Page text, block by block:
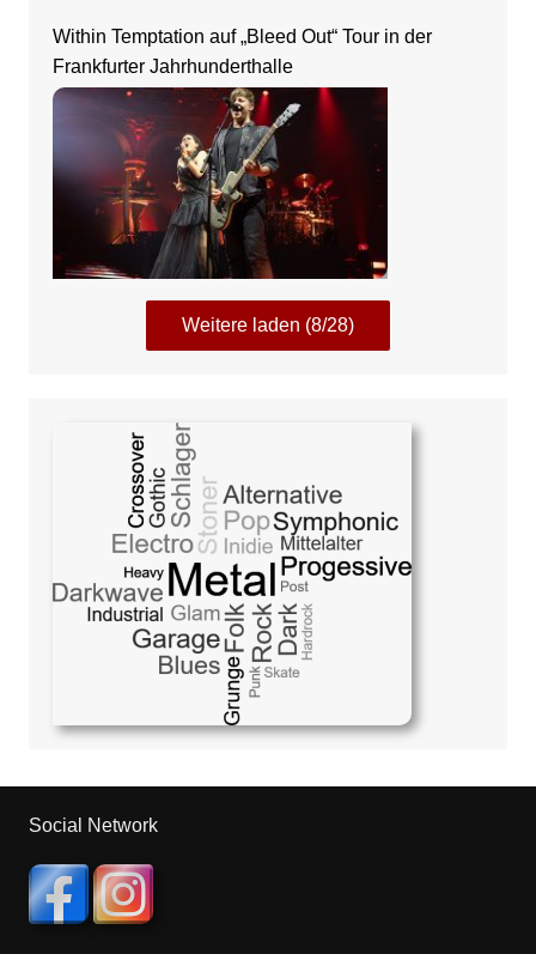
Within Temptation auf „Bleed Out“ Tour in der
Frankfurter Jahrhunderthalle
Weitere laden (8/28)
Social Network